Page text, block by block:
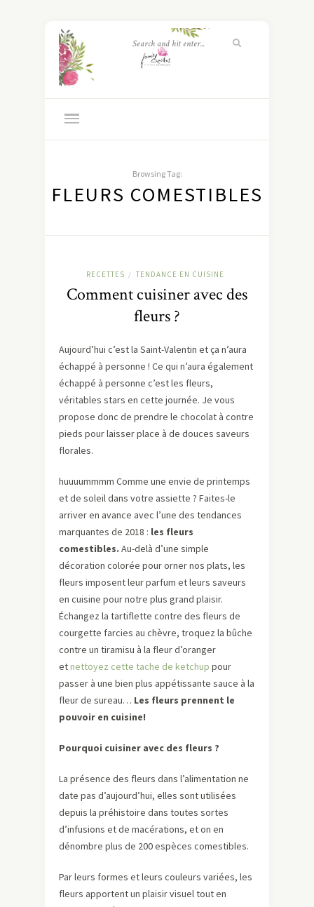
Browsing Tag:
FLEURS COMESTIBLES
RECETTES / TENDANCE EN CUISINE
Comment cuisiner avec des
fleurs ?
Aujourd’hui c’est la Saint-Valentin et ça n’aura
échappé à personne ! Ce qui n’aura également
échappé à personne c’est les fleurs,
véritables stars en cette journée. Je vous
propose donc de prendre le chocolat à contre
pieds pour laisser place à de douces saveurs
florales.
huuuummmm Comme une envie de printemps
et de soleil dans votre assiette ? Faites-le
arriver en avance avec l’une des tendances
marquantes de 2018 : les fleurs
comestibles. Au-delà d’une simple
décoration colorée pour orner nos plats, les
fleurs imposent leur parfum et leurs saveurs
en cuisine pour notre plus grand plaisir.
Échangez la tartiflette contre des fleurs de
courgette farcies au chèvre, troquez la bûche
contre un tiramisu à la fleur d’oranger
etnettoyez cette tache de ketchup pour
passer à une bien plus appétissante sauce à la
fleur de sureau… Les fleurs prennent le
pouvoir en cuisine!
Pourquoi cuisiner avec des fleurs ?
La présence des fleurs dans l’alimentation ne
date pas d’aujourd’hui, elles sont utilisées
depuis la préhistoire dans toutes sortes
d’infusions et de macérations, et on en
dénombre plus de 200 espèces comestibles.
Par leurs formes et leurs couleurs variées, les
fleurs apportent un plaisir visuel tout en